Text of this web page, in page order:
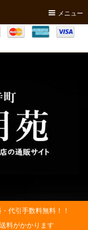
メニュー
代引手数料無料！！
料がかかります